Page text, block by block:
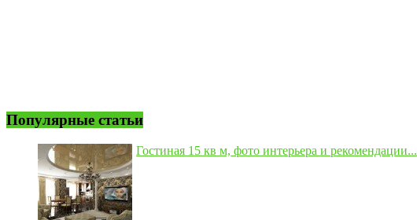
Популярные статьи
Гостиная 15 кв м, фото интерьера и рекомендации...